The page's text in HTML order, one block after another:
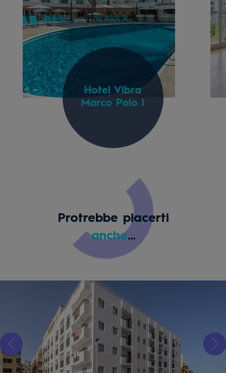
Hotel Vibra
Marco Polo I
Protrebbe piacerti
anche...